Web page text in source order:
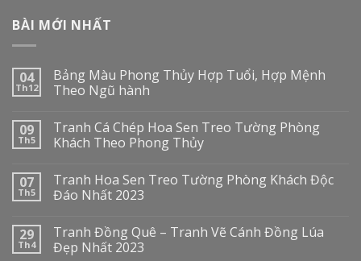
BÀI MỚI NHẤT
04
Th12
Bảng Màu Phong Thủy Hợp Tuổi, Hợp Mệnh
Theo Ngũ hành
09
Th5
Tranh Cá Chép Hoa Sen Treo Tường Phòng
Khách Theo Phong Thủy
07
Th5
Tranh Hoa Sen Treo Tường Phòng Khách Độc
Đáo Nhất 2023
29
Th4
Tranh Đồng Quê – Tranh Vẽ Cánh Đồng Lúa
Đẹp Nhất 2023